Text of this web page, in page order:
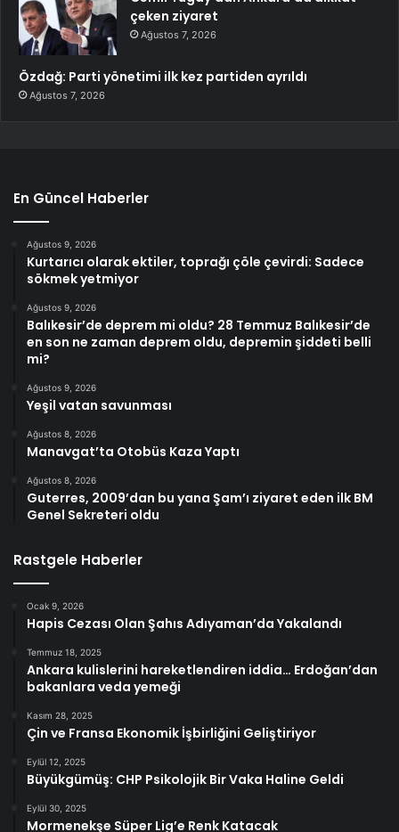
çeken ziyaret
Ağustos 7, 2026
Özdağ: Parti yönetimi ilk kez partiden ayrıldı
Ağustos 7, 2026
En Güncel Haberler
Ağustos 9, 2026
Kurtarıcı olarak ektiler, toprağı çöle çevirdi: Sadece
sökmek yetmiyor
Ağustos 9, 2026
Balıkesir’de deprem mi oldu? 28 Temmuz Balıkesir’de
en son ne zaman deprem oldu, depremin şiddeti belli
mi?
Ağustos 9, 2026
Yeşil vatan savunması
Ağustos 8, 2026
Manavgat’ta Otobüs Kaza Yaptı
Ağustos 8, 2026
Guterres, 2009’dan bu yana Şam’ı ziyaret eden ilk BM
Genel Sekreteri oldu
Rastgele Haberler
Ocak 9, 2026
Hapis Cezası Olan Şahıs Adıyaman’da Yakalandı
Temmuz 18, 2025
Ankara kulislerini hareketlendiren iddia… Erdoğan’dan
bakanlara veda yemeği
Kasım 28, 2025
Çin ve Fransa Ekonomik İşbirliğini Geliştiriyor
Eylül 12, 2025
Büyükgümüş: CHP Psikolojik Bir Vaka Haline Geldi
Eylül 30, 2025
Mormenekşe Süper Lig’e Renk Katacak